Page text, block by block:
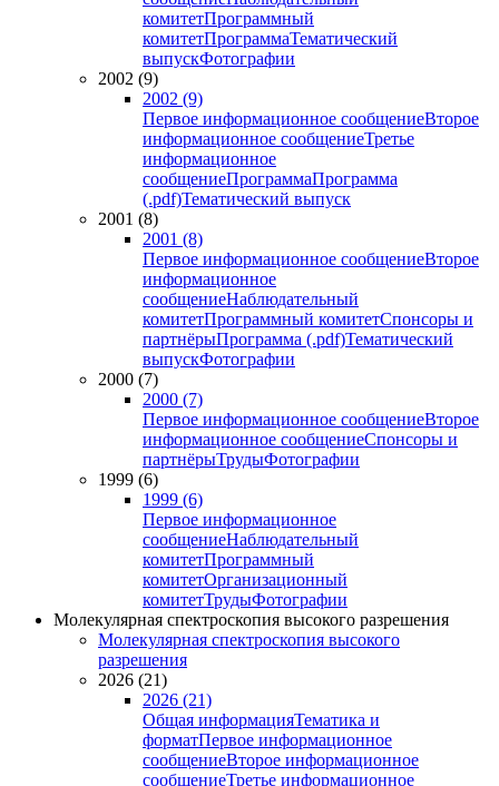
комитетПрограммный
комитетПрограммаТематический
выпускФотографии
2002 (9)
2002 (9)
Первое информационное сообщениеВторое
информационное сообщениеТретье
информационное
сообщениеПрограммаПрограмма
(.pdf)Тематический выпуск
2001 (8)
2001 (8)
Первое информационное сообщениеВторое
информационное
сообщениеНаблюдательный
комитетПрограммный комитетСпонсоры и
партнёрыПрограмма (.pdf)Тематический
выпускФотографии
2000 (7)
2000 (7)
Первое информационное сообщениеВторое
информационное сообщениеСпонсоры и
партнёрыТрудыФотографии
1999 (6)
1999 (6)
Первое информационное
сообщениеНаблюдательный
комитетПрограммный
комитетОрганизационный
комитетТрудыФотографии
Молекулярная спектроскопия высокого разрешения
Молекулярная спектроскопия высокого
разрешения
2026 (21)
2026 (21)
Общая информацияТематика и
форматПервое информационное
сообщениеВторое информационное
сообщениеТретье информационное